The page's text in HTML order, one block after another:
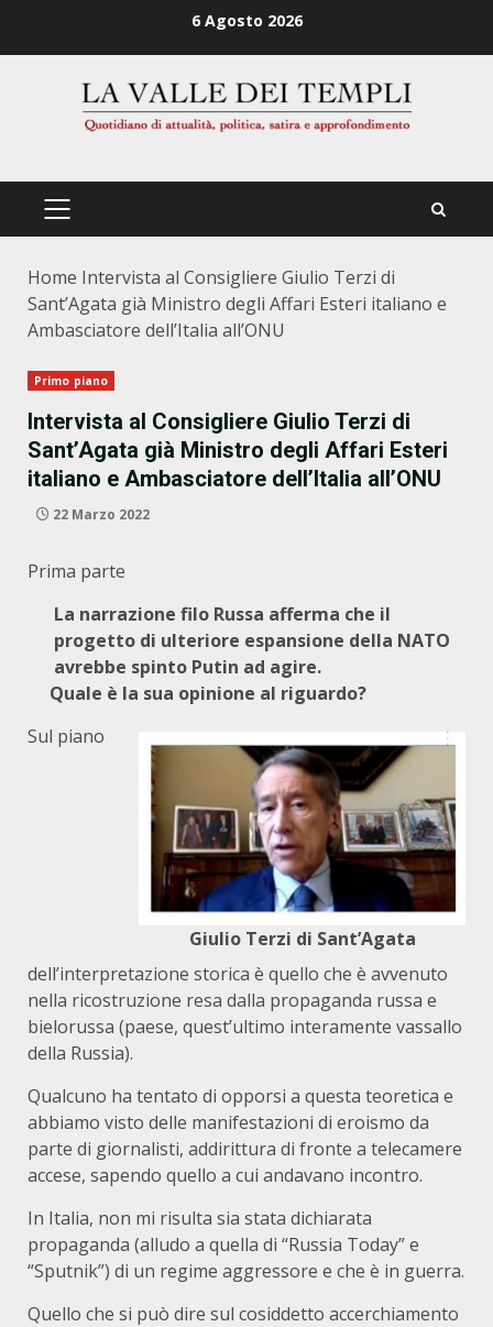
6 Agosto 2026
PRIMÄRES
Home Intervista al Consigliere Giulio Terzi di
Sant’Agata già Ministro degli Affari Esteri italiano e
Ambasciatore dell’Italia all’ONU
Primo piano
Intervista al Consigliere Giulio Terzi di
Sant’Agata già Ministro degli Affari Esteri
italiano e Ambasciatore dell’Italia all’ONU
22 Marzo 2022
Prima parte
La narrazione filo Russa afferma che il
progetto di ulteriore espansione della NATO
avrebbe spinto Putin ad agire.
Quale è la sua opinione al riguardo?
Giulio Terzi di Sant’Agata
Sul piano
dell’interpretazione storica è quello che è avvenuto
nella ricostruzione resa dalla propaganda russa e
bielorussa (paese, quest’ultimo interamente vassallo
della Russia).
Qualcuno ha tentato di opporsi a questa teoretica e
abbiamo visto delle manifestazioni di eroismo da
parte di giornalisti, addirittura di fronte a telecamere
accese, sapendo quello a cui andavano incontro.
In Italia, non mi risulta sia stata dichiarata
propaganda (alludo a quella di “Russia Today” e
“Sputnik”) di un regime aggressore e che è in guerra.
Quello che si può dire sul cosiddetto accerchiamento